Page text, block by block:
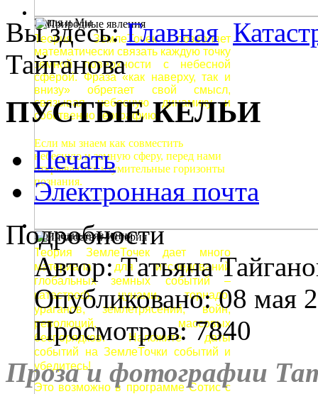
Земля и Мы
Теория ЗемлеТочек позволяет
математически связать каждую точку
земной поверхности с небесной
сферой. Фраза «как наверху, так и
внизу» обретает свой смысл,
связывая небесную динамику и
собственно географию.
Если мы знаем как совместить
небесную и земную сферу, перед нами
открываются изумительные горизонты
познания.
Природные явления
Теория ЗемлеТочек дает много
материала для исследований
глобальных земных событий –
катастроф, цунами, торнадо,
ураганов, землетрясений, войн,
революций, массовых
беспорядков. Наложите даты
событий на ЗемлеТочки событий и
убедитесь!
Это возможно в программе Сотис с
Вы здесь:Главная
Тайганова
ПУСТЫЕ КЕЛЬИ
Печать
Электронная почта
Подробности
Автор:Татьяна
Опубликовано: 08 мая
Просмотров: 7840
Проза и фотографии